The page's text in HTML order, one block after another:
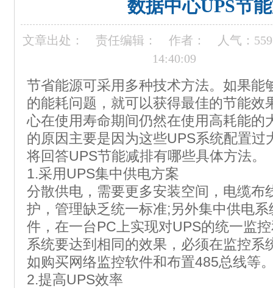
数据中心UPS节
文章出处： 责任编辑： 作者： 人气：
14:40:09
节省能源可采用多种技术方法。如果能
的能耗问题，就可以获得最佳的节能效
心在使用寿命期间仍然在使用高耗能的
的原因主要是因为这些UPS系统配置过
将回答UPS节能减排有哪些具体方法。
1.采用UPS集中供电方案
分散供电，需要更多安装空间，电缆布
护，管理缺乏统一标准;另外集中供电
件，在一台PC上实现对UPS的统一监
系统要达到相同的效果，必须在监控系
如购买网络监控软件和布置485总线等
2.提高UPS效率